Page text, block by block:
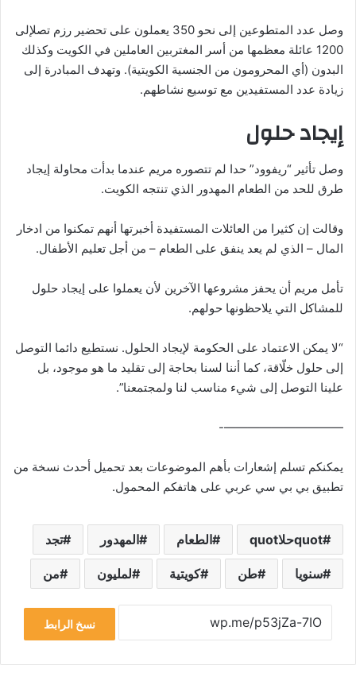
وصل عدد المتطوعين إلى نحو 350 يعملون على تحضير رزم تصلإلى
1200 عائلة معظمها من أسر المغتربين العاملين في الكويت وكذلك
البدون (أي المحرومون من الجنسية الكويتية). وتهدف المبادرة إلى
زيادة عدد المستفيدين مع توسيع نشاطهم.
إيجاد حلول
وصل تأثير “ريفوود” حدا لم تتصوره مريم عندما بدأت محاولة إيجاد
طرق للحد من الطعام المهدور الذي تنتجه الكويت.
وقالت إن كثيرا من العائلات المستفيدة أخبرتها أنهم تمكنوا من ادخار
المال – الذي لم يعد ينفق على الطعام – من أجل تعليم الأطفال.
تأمل مريم أن يحفز مشروعها الآخرين لأن يعملوا على إيجاد حلول
للمشاكل التي يلاحظونها حولهم.
“لا يمكن الاعتماد على الحكومة لإيجاد الحلول. نستطيع دائما التوصل
إلى حلول خلّاقة، كما أننا لسنا بحاجة إلى تقليد ما هو موجود، بل
علينا التوصل إلى شيء مناسب لنا ولمجتمعنا”.
——————————-
يمكنكم تسلم إشعارات بأهم الموضوعات بعد تحميل أحدث نسخة من
تطبيق بي بي سي عربي على هاتفكم المحمول.
quotحلاquot الطعام المهدور تجد
سنويا طن كويتية لمليون من
نسخ الرابط